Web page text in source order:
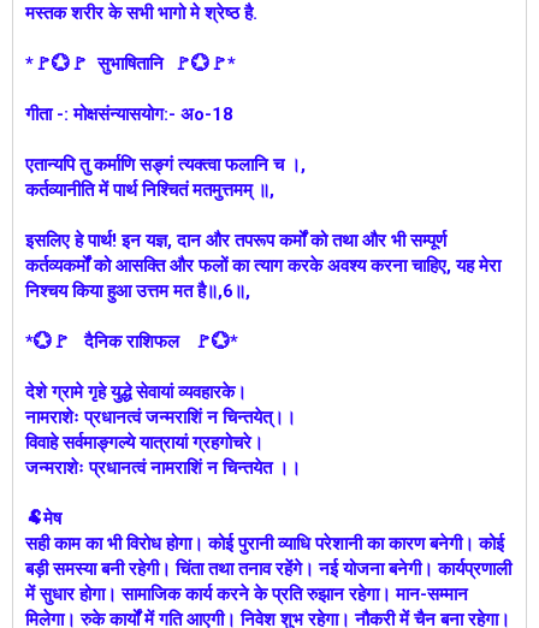
मस्तक शरीर के सभी भागो मे श्रेष्ठ है.
*🚩💮🚩 सुभाषितानि 🚩💮🚩*
गीता -: मोक्षसंन्यासयोग:- अo-18
एतान्यपि तु कर्माणि सङ्‍गं त्यक्त्वा फलानि च ।,
कर्तव्यानीति में पार्थ निश्चितं मतमुत्तमम्‌ ॥,
इसलिए हे पार्थ! इन यज्ञ, दान और तपरूप कर्मों को तथा और भी सम्पूर्ण
कर्तव्यकर्मों को आसक्ति और फलों का त्याग करके अवश्य करना चाहिए, यह मेरा
निश्चय किया हुआ उत्तम मत है॥,6॥,
*💮🚩 दैनिक राशिफल 🚩💮*
देशे ग्रामे गृहे युद्धे सेवायां व्यवहारके।
नामराशेः प्रधानत्वं जन्मराशिं न चिन्तयेत्।।
विवाहे सर्वमाङ्गल्ये यात्रायां ग्रहगोचरे।
जन्मराशेः प्रधानत्वं नामराशिं न चिन्तयेत ।।
🐏मेष
सही काम का भी विरोध होगा। कोई पुरानी व्याधि परेशानी का कारण बनेगी। कोई
बड़ी समस्या बनी रहेगी। चिंता तथा तनाव रहेंगे। नई योजना बनेगी। कार्यप्रणाली
में सुधार होगा। सामाजिक कार्य करने के प्रति रुझान रहेगा। मान-सम्मान
मिलेगा। रुके कार्यों में गति आएगी। निवेश शुभ रहेगा। नौकरी में चैन बना रहेगा।